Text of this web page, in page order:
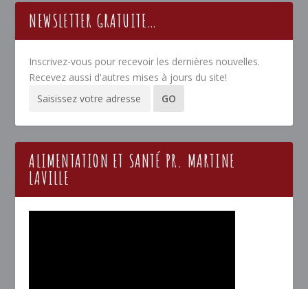
NEWSLETTER GRATUITE…
Inscrivez-vous pour recevoir les dernières nouvelles.
Recevez aussi d'autres mises à jours du site!
ALIMENTATION ET SANTÉ PR. MARTINE
LAVILLE